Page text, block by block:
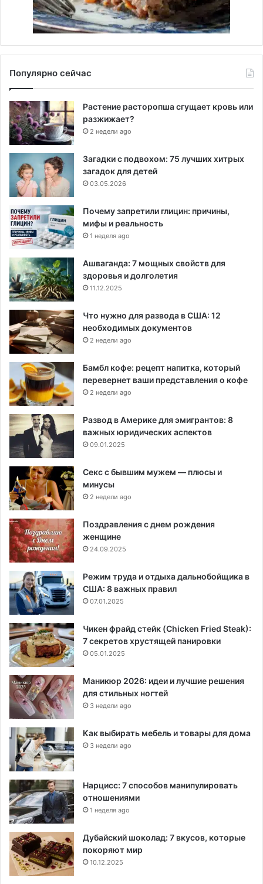
Популярно сейчас
Растение расторопша сгущает кровь или
разжижает?
2 недели ago
Загадки с подвохом: 75 лучших хитрых
загадок для детей
03.05.2026
Почему запретили глицин: причины,
мифы и реальность
1 неделя ago
Ашваганда: 7 мощных свойств для
здоровья и долголетия
11.12.2025
Что нужно для развода в США: 12
необходимых документов
2 недели ago
Бамбл кофе: рецепт напитка, который
перевернет ваши представления о кофе
2 недели ago
Развод в Америке для эмигрантов: 8
важных юридических аспектов
09.01.2025
Секс с бывшим мужем — плюсы и
минусы
2 недели ago
Поздравления с днем рождения
женщине
24.09.2025
Режим труда и отдыха дальнобойщика в
США: 8 важных правил
07.01.2025
Чикен фрайд стейк (Chicken Fried Steak):
7 секретов хрустящей панировки
05.01.2025
Маникюр 2026: идеи и лучшие решения
для стильных ногтей
3 недели ago
Как выбирать мебель и товары для дома
3 недели ago
Нарцисс: 7 способов манипулировать
отношениями
1 неделя ago
Дубайский шоколад: 7 вкусов, которые
покоряют мир
10.12.2025